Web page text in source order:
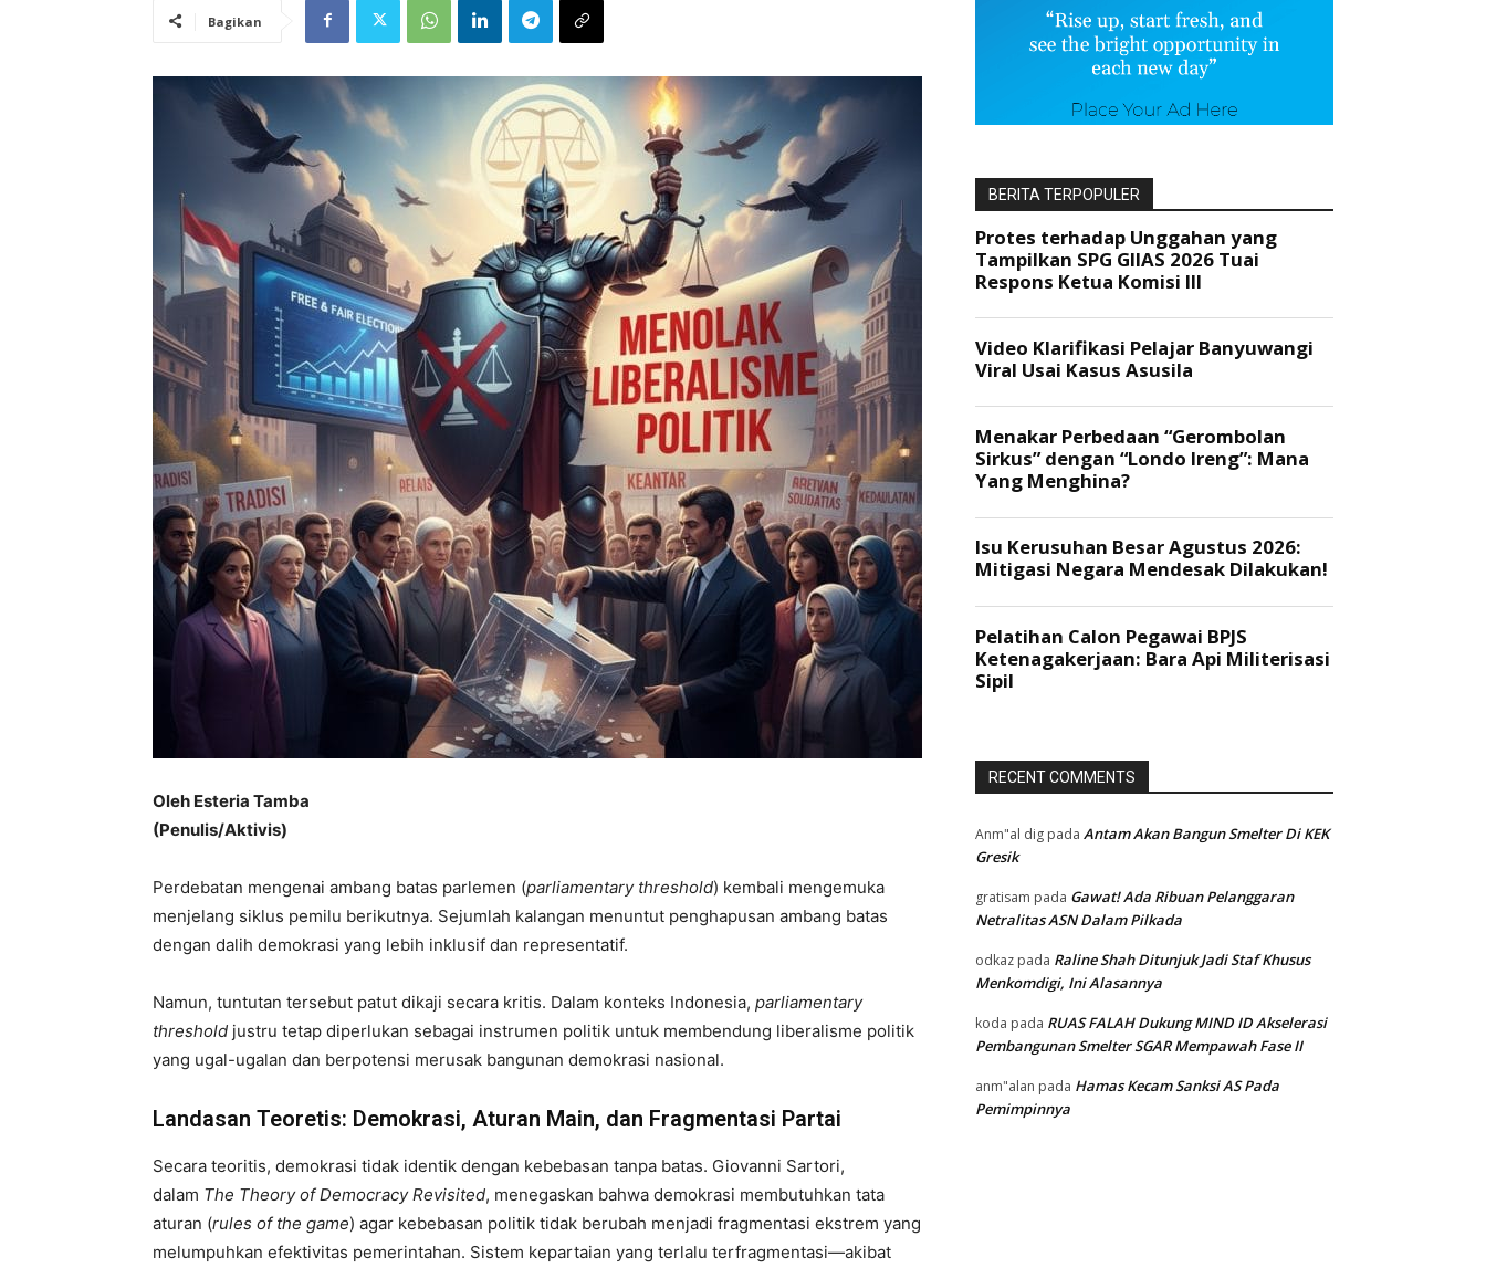
Bagikan
Oleh Esteria Tamba
(Penulis/Aktivis)
Perdebatan mengenai ambang batas parlemen (parliamentary threshold) kembali mengemuka
menjelang siklus pemilu berikutnya. Sejumlah kalangan menuntut penghapusan ambang batas
dengan dalih demokrasi yang lebih inklusif dan representatif.
Namun, tuntutan tersebut patut dikaji secara kritis. Dalam konteks Indonesia, parliamentary
threshold justru tetap diperlukan sebagai instrumen politik untuk membendung liberalisme politik
yang ugal-ugalan dan berpotensi merusak bangunan demokrasi nasional.
Landasan Teoretis: Demokrasi, Aturan Main, dan Fragmentasi Partai
Secara teoritis, demokrasi tidak identik dengan kebebasan tanpa batas. Giovanni Sartori,
dalam The Theory of Democracy Revisited, menegaskan bahwa demokrasi membutuhkan tata
aturan (rules of the game) agar kebebasan politik tidak berubah menjadi fragmentasi ekstrem yang
melumpuhkan efektivitas pemerintahan. Sistem kepartaian yang terlalu terfragmentasi—akibat
BERITA TERPOPULER
RECENT COMMENTS
Anm"al dig pada Antam Akan Bangun Smelter Di KEK
Gresik
gratisam pada Gawat! Ada Ribuan Pelanggaran
Netralitas ASN Dalam Pilkada
odkaz pada Raline Shah Ditunjuk Jadi Staf Khusus
Menkomdigi, Ini Alasannya
koda pada RUAS FALAH Dukung MIND ID Akselerasi
Pembangunan Smelter SGAR Mempawah Fase II
anm"alan pada Hamas Kecam Sanksi AS Pada
Pemimpinnya